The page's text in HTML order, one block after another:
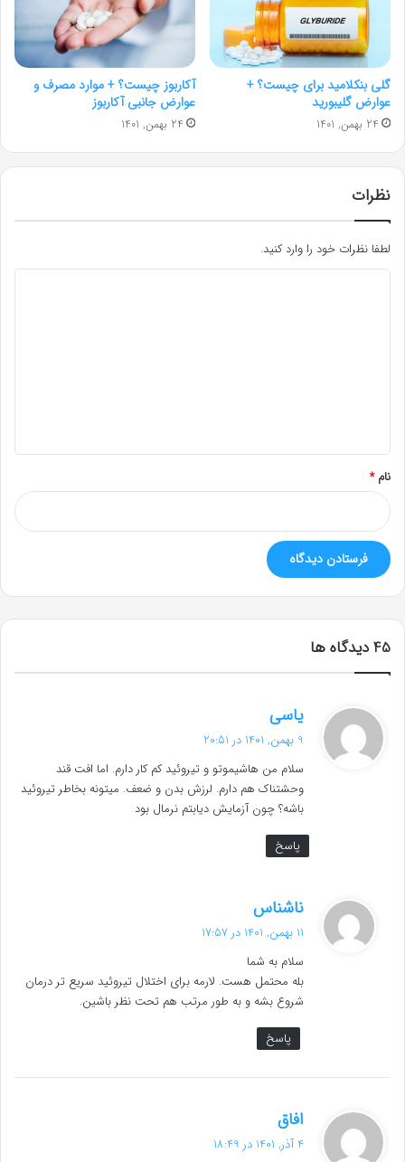
گلی بنکلامید برای چيست؟ +
عوارض گلیبورید
24 بهمن, 1401
آکاربوز چیست؟ + موارد مصرف و
عوارض جانبی آکاربوز
24 بهمن, 1401
نظرات
لطفا نظرات خود را وارد کنید.
نام*
‫45 دیدگاه ها
یاسی
:
9 بهمن, 1401 در 20:51
سلام من هاشیموتو و تیروئید کم کار دارم. اما افت قند
وحشتناک هم دارم. لرزش بدن و ضعف. میتونه بخاطر تیروئید
باشه؟ چون آزمایش دیابتم نرمال بود
پاسخ
ناشناس
ف
:
11 بهمن, 1401 در 17:57
سلام به شما
بله محتمل هست. لارمه برای اختلال تیروئید سریع تر درمان
شروع بشه و به طور مرتب هم تحت نظر باشین.
پاسخ
افاق
ف
4 آذر, 1401 در 18:49